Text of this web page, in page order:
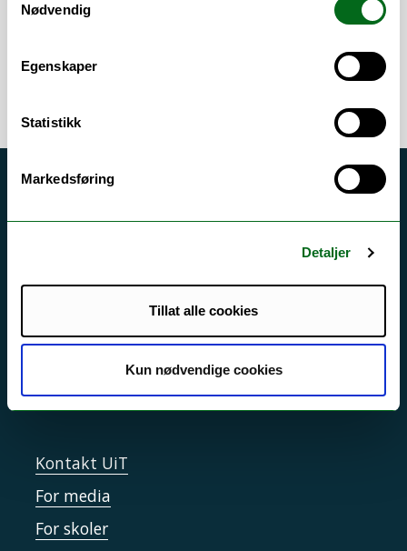
Nødvendig
Egenskaper
Statistikk
Markedsføring
Detaljer
Tillat alle cookies
Kun nødvendige cookies
Akutt hjelp
Si ifra!
Personvern ved UiT
Sikkerhet, beredskap og personvern
Kontakt UiT
For media
For skoler